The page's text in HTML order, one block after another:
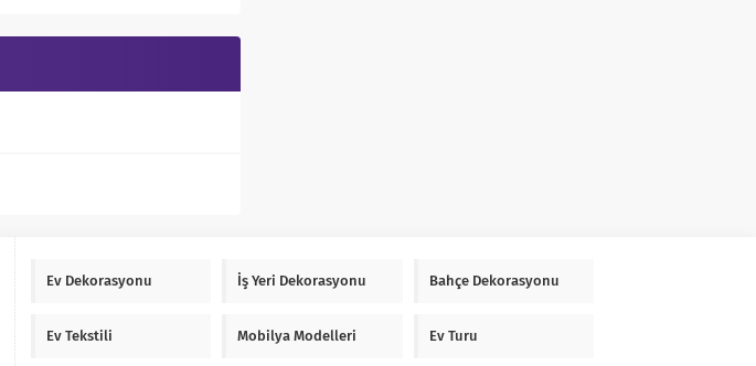
Ev Dekorasyonu İş Yeri Dekorasyonu Bahçe Dekorasyonu
Ev Tekstili Mobilya Modelleri Ev Turu